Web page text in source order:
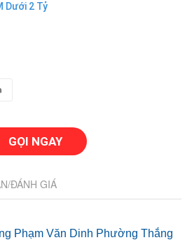
Dưới 2 Tỷ
GỌI NGAY
ĐÁNH GIÁ
Phạm Văn Dinh Phường Thắng